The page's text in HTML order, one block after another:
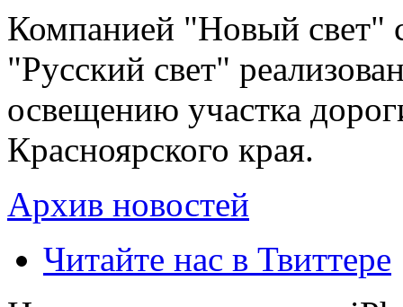
Компанией "Новый свет"
"Русский свет"
освещению участка
Красноярского края.
Архив новостей
Читайте нас в Твиттере